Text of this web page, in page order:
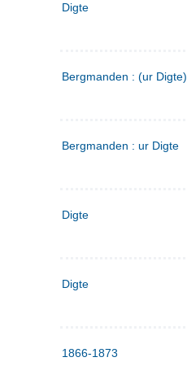
Digte
Bergmanden : (ur Digte)
Bergmanden : ur Digte
Digte
Digte
1866-1873